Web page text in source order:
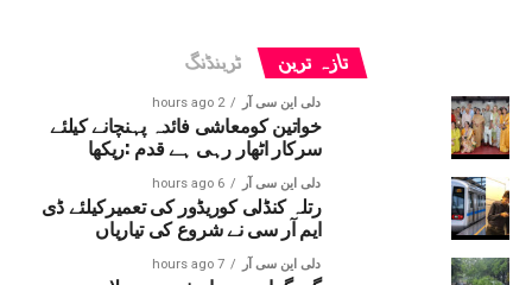
تازہ ترین ٹرینڈنگ
دلی این سی آر 2 hours ago
خواتین کومعاشی فائدہ پہنچانے کیلئے
سرکار اٹھار رہی ہے قدم :ریکھا
دلی این سی آر 6 hours ago
رتلہ کنڈلی کوریڈور کی تعمیرکیلئے ڈی
ایم آر سی نے شروع کی تیاریاں
دلی این سی آر 7 hours ago